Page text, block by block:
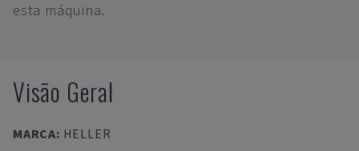
esta máquina.
Visão Geral
MARCA: HELLER